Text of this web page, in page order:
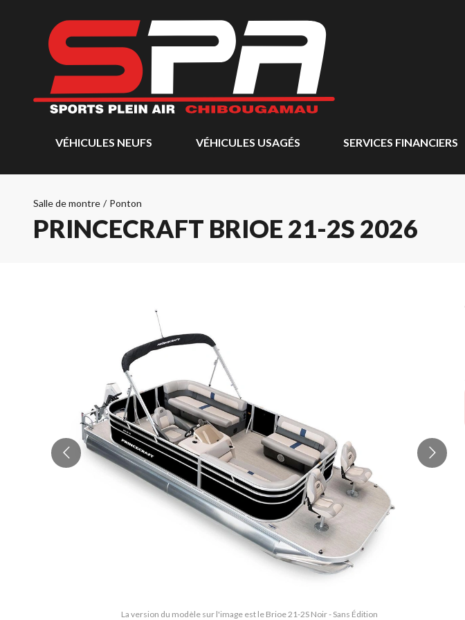
VÉHICULES NEUFS VÉHICULES USAGÉS SERVICES FINANCIERS
Salle de montre / Ponton
PRINCECRAFT BRIOE 21-2S 2026
La version du modèle sur l'image est le Brioe 21-2S Noir - Sans Édition